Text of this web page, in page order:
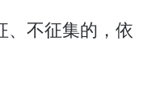
不征集的，依